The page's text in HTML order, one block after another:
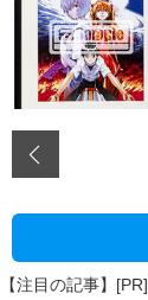
【注目の記事】[PR]